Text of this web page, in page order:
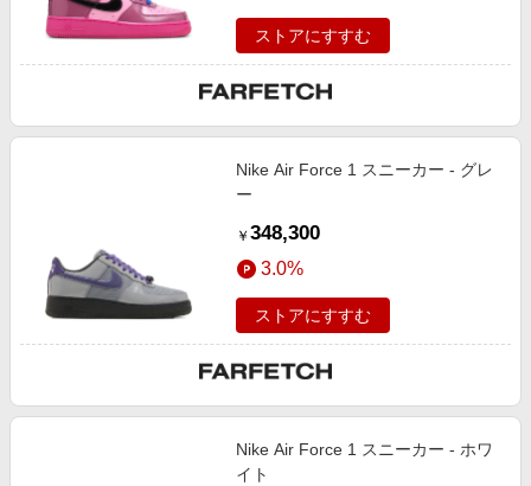
ストアにすすむ
Nike Air Force 1 スニーカー - グレ
ー
￥ 348,300
3.0%
ストアにすすむ
Nike Air Force 1 スニーカー - ホワ
イト